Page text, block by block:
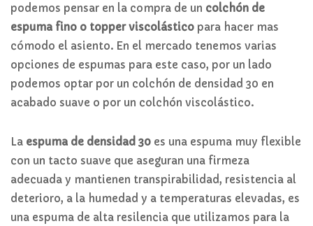
podemos pensar en la compra de un colchón de
espuma fino o topper viscolástico para hacer mas
cómodo el asiento. En el mercado tenemos varias
opciones de espumas para este caso, por un lado
podemos optar por un colchón de densidad 30 en
acabado suave o por un colchón viscolástico.
La espuma de densidad 30 es una espuma muy flexible
con un tacto suave que aseguran una firmeza
adecuada y mantienen transpirabilidad, resistencia al
deterioro, a la humedad y a temperaturas elevadas, es
una espuma de alta resilencia que utilizamos para la